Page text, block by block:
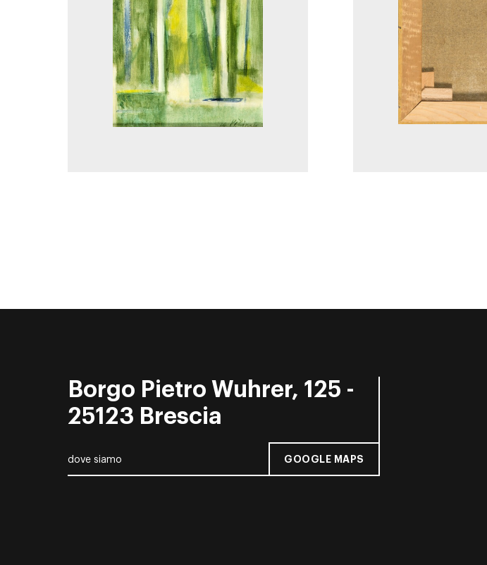
Borgo Pietro Wuhrer, 125 -
25123 Brescia
dove siamo GOOGLE MAPS